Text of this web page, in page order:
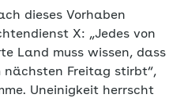
dieses Vorhaben
X: „Jedes von
Land muss wissen, dass
nächsten Freitag stirbt“,
Uneinigkeit herrscht